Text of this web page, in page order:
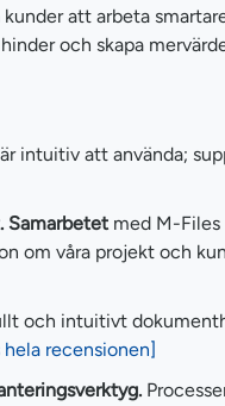
att arbeta
och skapa
intuitiv att använda;
Samarbetet med M-
om våra projekt och
och intuitivt
hela recensionen]